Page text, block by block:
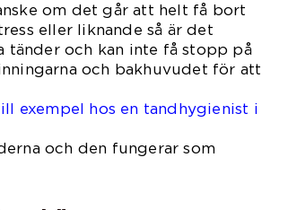
om det går att helt få bort
eller liknande så är det
tänder och kan inte få stopp på
och bakhuvudet för att
exempel hos en tandhygienist i
och den fungerar som